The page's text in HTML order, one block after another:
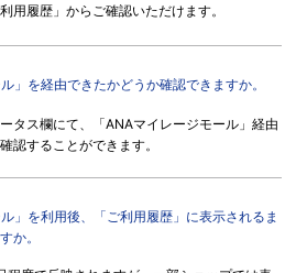
用履歴」からご確認いただけます。
」を経由できたかどうか確認できますか。
タス欄にて、「ANAマイレージモール」経由
認することができます。
」を利用後、「ご利用履歴」に表示されるま
か。